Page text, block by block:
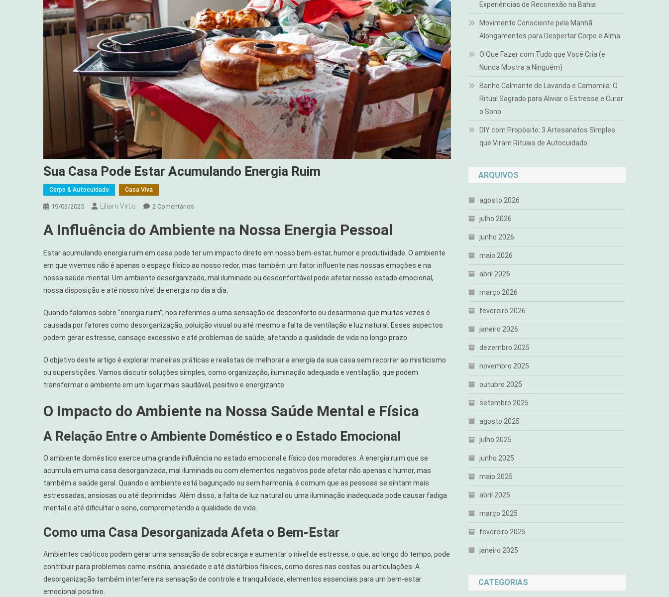
Sua Casa Pode Estar Acumulando Energia Ruim
Corpo & Autocuidado Casa Viva
19/03/2025 Liliam Virtis 2 Comentários
Casa
Estar
Acumulando
Energia
Ruim
A Influência do Ambiente na Nossa Energia Pessoal
Estar acumulando energia ruim em casa pode ter um impacto direto em nosso bem-estar, humor e produtividade. O ambiente
em que vivemos não é apenas o espaço físico ao nosso redor, mas também um fator influente nas nossas emoções e na
nossa saúde mental. Um ambiente desorganizado, mal iluminado ou desconfortável pode afetar nosso estado emocional,
nossa disposição e até nosso nível de energia no dia a dia.
Quando falamos sobre “energia ruim”, nos referimos a uma sensação de desconforto ou desarmonia que muitas vezes é
causada por fatores como desorganização, poluição visual ou até mesmo a falta de ventilação e luz natural. Esses aspectos
podem gerar estresse, cansaço excessivo e até problemas de saúde, afetando a qualidade de vida no longo prazo.
O objetivo deste artigo é explorar maneiras práticas e realistas de melhorar a energia da sua casa sem recorrer ao misticismo
ou superstições. Vamos discutir soluções simples, como organização, iluminação adequada e ventilação, que podem
transformar o ambiente em um lugar mais saudável, positivo e energizante.
O Impacto do Ambiente na Nossa Saúde Mental e Física
A Relação Entre o Ambiente Doméstico e o Estado Emocional
O ambiente doméstico exerce uma grande influência no estado emocional e físico dos moradores. A energia ruim que se
acumula em uma casa desorganizada, mal iluminada ou com elementos negativos pode afetar não apenas o humor, mas
também a saúde geral. Quando o ambiente está bagunçado ou sem harmonia, é comum que as pessoas se sintam mais
estressadas, ansiosas ou até deprimidas. Além disso, a falta de luz natural ou uma iluminação inadequada pode causar fadiga
mental e até dificultar o sono, comprometendo a qualidade de vida.
Como uma Casa Desorganizada Afeta o Bem-Estar
Ambientes caóticos podem gerar uma sensação de sobrecarga e aumentar o nível de estresse, o que, ao longo do tempo, pode
contribuir para problemas como insônia, ansiedade e até distúrbios físicos, como dores nas costas ou articulações. A
desorganização também interfere na sensação de controle e tranquilidade, elementos essenciais para um bem-estar
emocional positivo.
Experiências de Reconexão na Bahia
Movimento Consciente pela Manhã:
Alongamentos para Despertar Corpo e Alma
O Que Fazer com Tudo que Você Cria (e
Nunca Mostra a Ninguém)
Banho Calmante de Lavanda e Camomila: O
Ritual Sagrado para Aliviar o Estresse e Curar
o Sono
DIY com Propósito: 3 Artesanatos Simples
que Viram Rituais de Autocuidado
ARQUIVOS
agosto 2026
julho 2026
junho 2026
maio 2026
abril 2026
março 2026
fevereiro 2026
janeiro 2026
dezembro 2025
novembro 2025
outubro 2025
setembro 2025
agosto 2025
julho 2025
junho 2025
maio 2025
abril 2025
março 2025
fevereiro 2025
janeiro 2025
CATEGORIAS